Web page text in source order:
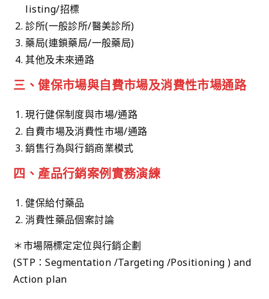
listing/招標
診所(一般診所/醫美診所)
藥局(連鎖藥局/一般藥局)
其他及未來通路
三、健保市場與自費市場及消費性市場通路
現行健保制度與市場/通路
自費市場及消費性市場/通路
銷售行為與行銷商業模式
四、產品行銷案例實務演練
健保給付藥品
消費性藥品個案討論
＊市場隔標定定位與行銷企劃
(STP：Segmentation /Targeting /Positioning ) and
Action plan